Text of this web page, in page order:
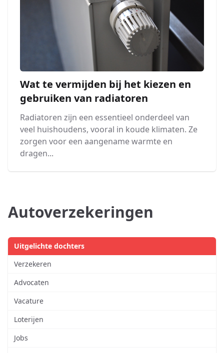
Wat te vermijden bij het kiezen en
gebruiken van radiatoren
Radiatoren zijn een essentieel onderdeel van
veel huishoudens, vooral in koude klimaten. Ze
zorgen voor een aangename warmte en
dragen...
Autoverzekeringen
Uitgelichte dochters
Verzekeren
Advocaten
Vacature
Loterijen
Jobs